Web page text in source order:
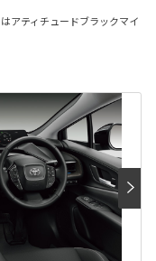
アティチュードブラックマイ